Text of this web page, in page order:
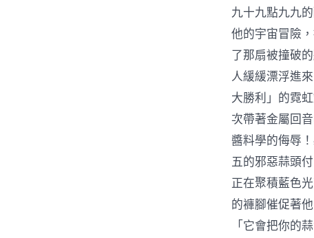
九十九點九九
他的宇宙冒險
了那扇被撞破
人緩緩漂浮進
大勝利」的霓
次帶著金屬回
醬料學的侮辱
五的邪惡蒜頭
正在聚積藍色
的褲腳催促著
「它會把你的